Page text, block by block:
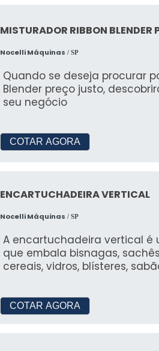
MISTURADOR RIBBON BLENDER
Nocelli Máquinas / SP
Quando se deseja procurar
Blender preço justo,
seu negócio
COTAR AGORA
ENCARTUCHADEIRA VERTICAL
Nocelli Máquinas / SP
A encartuchadeira vertical é
que embala bisnagas,
cereais, vidros, blísteres,
COTAR AGORA